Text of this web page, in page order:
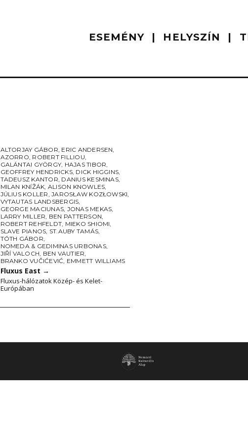
ESEMÉNY HELYSZÍN
ALTORJAY GÁBOR, ERIC ANDERSEN,
AZORRO, ROBERT FILLIOU,
GALÁNTAI GYÖRGY, HAJAS TIBOR,
GEOFFREY HENDRICKS, DICK HIGGINS,
TADEUSZ KANTOR, DANIUS KESMINAS,
MILAN KNÍŽÁK, ALISON KNOWLES,
JÚLIUS KOLLER,JAROSŁAW KOZŁOWSKI,
VYTAUTAS LANDSBERGIS,
GEORGE MACIUNAS, JONAS MEKAS,
LARRY MILLER, BEN PATTERSON,
ROBERT REHFELDT, MIEKO SHIOMI,
SLAVE PIANOS, ST.AUBY TAMÁS,
TÓTH GÁBOR,
NOMEDA & GEDIMINAS URBONAS,
JIŘÍ VALOCH, BEN VAUTIER,
BRANKO VUČIĆEVIĆ, EMMETT WILLIAMS
Fluxus East →
Fluxus-hálózatok Közép- és Kelet-
Európában